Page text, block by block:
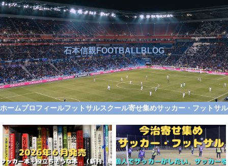
石本信親FOOTBALLBLOG
ホームプロフィールフットサルスクール寄せ集めサッカー・フット